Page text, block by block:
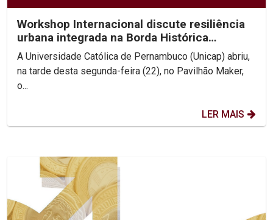
Workshop Internacional discute resiliência
urbana integrada na Borda Histórica
Continental do Recife
A Universidade Católica de Pernambuco (Unicap) abriu,
na tarde desta segunda-feira (22), no Pavilhão Maker,
o...
LER MAIS